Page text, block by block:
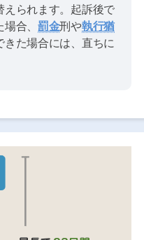
えられます。起訴後で
場合、罰金刑や執行猶
きた場合には、直ちに